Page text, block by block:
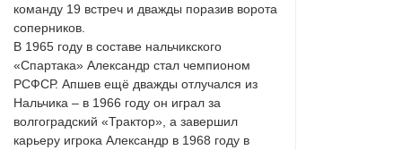
команду 19 встреч и дважды поразив ворота
соперников.
В 1965 году в составе нальчикского
«Спартака» Александр стал чемпионом
РСФСР. Апшев ещё дважды отлучался из
Нальчика – в 1966 году он играл за
волгоградский «Трактор», а завершил
карьеру игрока Александр в 1968 году в